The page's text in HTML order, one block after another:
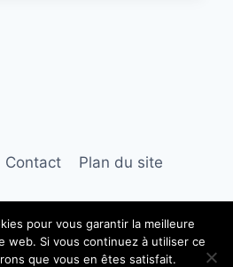
Contact Plan du site
et Décoration
pour vous garantir la meilleure
web. Si vous continuez à utiliser ce
que vous en êtes satisfait.